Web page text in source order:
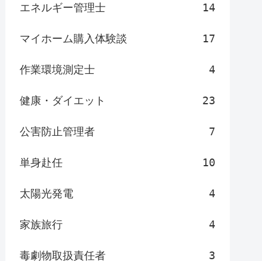
エネルギー管理士 14
マイホーム購入体験談 17
作業環境測定士 4
健康・ダイエット 23
公害防止管理者 7
単身赴任 10
太陽光発電 4
家族旅行 4
毒劇物取扱責任者 3